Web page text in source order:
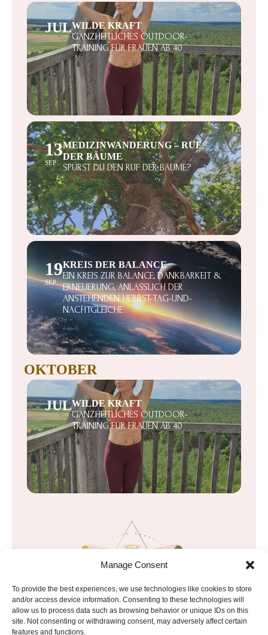
Manage Consent
To provide the best experiences, we use technologies like cookies to store
and/or access device information. Consenting to these technologies will
allow us to process data such as browsing behavior or unique IDs on this
site. Not consenting or withdrawing consent, may adversely affect certain
features and functions.
JULWILDE KRAFT
GANZHEITLICHES OUTDOOR-
TRAINING FÜR FRAUEN AB 40
13
SEP
MEDIZINWANDERUNG – RUF
DER BÄUME
SPÜRST DU DEN RUF DER BÄUME?
19
SEP
KREIS DER BALANCE
EIN KREIS ZUR BALANCE, DANKBARKEIT &
ERNEUERUNG, ANLÄSSLICH DER
ANSTEHENDEN HERBST-TAG-UND-
NACHTGLEICHE
OKTOBER
JULWILDE KRAFT
GANZHEITLICHES OUTDOOR-
TRAINING FÜR FRAUEN AB 40